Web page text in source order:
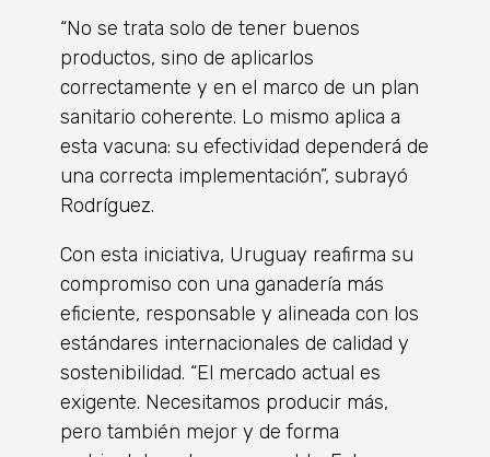
“No se trata solo de tener buenos
productos, sino de aplicarlos
correctamente y en el marco de un plan
sanitario coherente. Lo mismo aplica a
esta vacuna: su efectividad dependerá de
una correcta implementación”, subrayó
Rodríguez.
Con esta iniciativa, Uruguay reafirma su
compromiso con una ganadería más
eficiente, responsable y alineada con los
estándares internacionales de calidad y
sostenibilidad. “El mercado actual es
exigente. Necesitamos producir más,
pero también mejor y de forma